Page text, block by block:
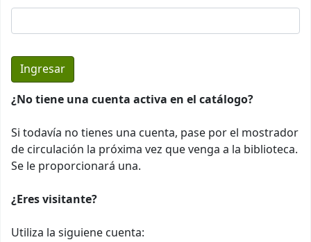
¿No tiene una cuenta activa en el catálogo?
Si todavía no tienes una cuenta, pase por el mostrador
de circulación la próxima vez que venga a la biblioteca.
Se le proporcionará una.
¿Eres visitante?
Utiliza la siguiene cuenta: